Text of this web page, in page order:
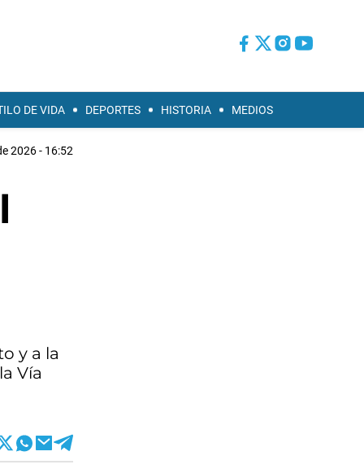
DE VIDA DEPORTES HISTORIA MEDIOS
2026 - 16:52
y a la
Vía